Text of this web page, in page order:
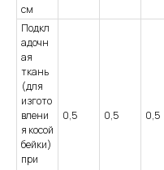
см
Подкл
адочн
ая
ткань
(для
изгото
влени
я косой
бейки)
при
0,5 0,5 0,5